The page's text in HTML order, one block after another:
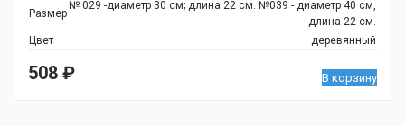
Размер
№ 029 -диаметр 30 см; длина 22 см. №039 - диаметр 40 см,
длина 22 см.
Цвет
деревянный
508 ₽ В корзину